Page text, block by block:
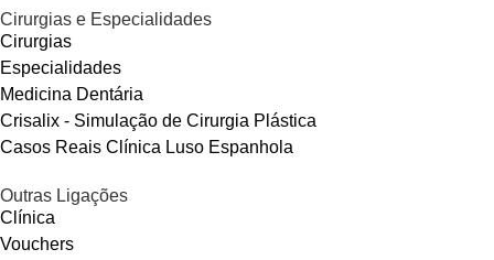
Cirurgias e Especialidades
Cirurgias
Especialidades
Medicina Dentária
Crisalix - Simulação de Cirurgia Plástica
Casos Reais Clínica Luso Espanhola
Outras Ligações
Clínica
Vouchers